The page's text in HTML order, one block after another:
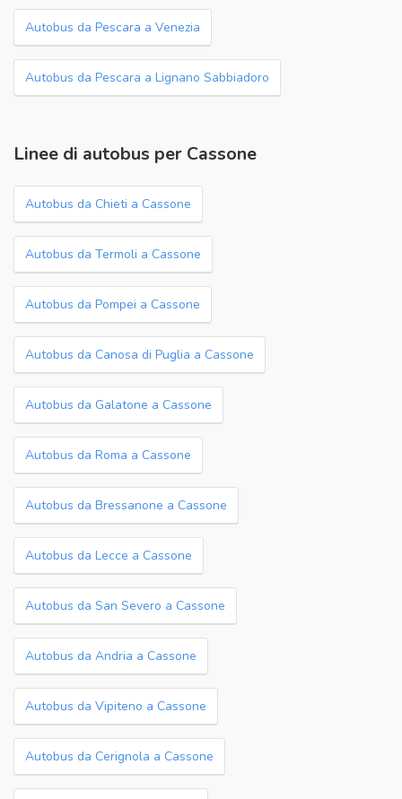
Autobus da Pescara a Venezia
Autobus da Pescara a Lignano Sabbiadoro
Linee di autobus per Cassone
Autobus da Chieti a Cassone
Autobus da Termoli a Cassone
Autobus da Pompei a Cassone
Autobus da Canosa di Puglia a Cassone
Autobus da Galatone a Cassone
Autobus da Roma a Cassone
Autobus da Bressanone a Cassone
Autobus da Lecce a Cassone
Autobus da San Severo a Cassone
Autobus da Andria a Cassone
Autobus da Vipiteno a Cassone
Autobus da Cerignola a Cassone